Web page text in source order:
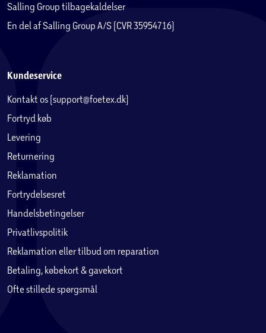
Salling Group tilbagekaldelser
En del af Salling Group A/S (CVR 35954716)
Kundeservice
Kontakt os (support@foetex.dk)
Fortryd køb
Levering
Returnering
Reklamation
Fortrydelsesret
Handelsbetingelser
Privatlivspolitik
Reklamation eller tilbud om reparation
Betaling, købekort & gavekort
Ofte stillede spørgsmål